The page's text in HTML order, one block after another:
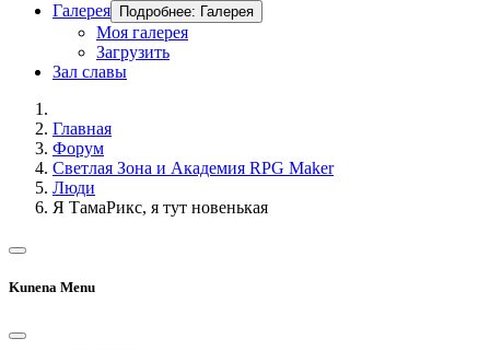
Галерея
Подробнее: Галерея
Моя галерея
Загрузить
Зал славы
Главная
Форум
Светлая Зона и Академия RPG Maker
Люди
Я ТамаРикс, я тут новенькая
Kunena Menu